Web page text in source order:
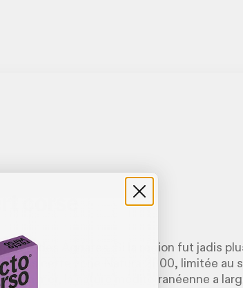
des Agriates. Si la région fut jadis
Dans cette zone Natura 2000, limitée au
la mer, la nature méditerranéenne a